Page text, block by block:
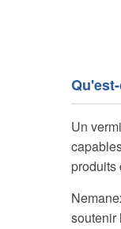
Un
produits
soutenir